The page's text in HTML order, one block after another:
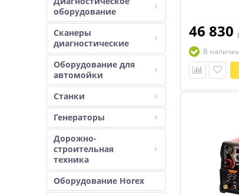
оборудование
Сканеры
диагностические
Оборудование для
автомойки
Станки
Генераторы
Дорожно-
строительная
техника
Оборудование Horex
46 830
В